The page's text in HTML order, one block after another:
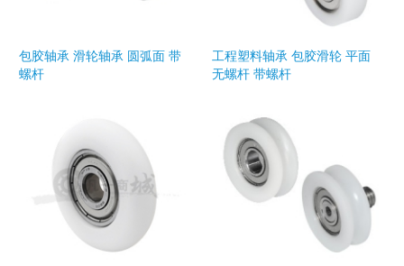
包胶轴承 滑轮轴承 圆弧面 带
螺杆
工程塑料轴承 包胶滑轮 平面
无螺杆 带螺杆